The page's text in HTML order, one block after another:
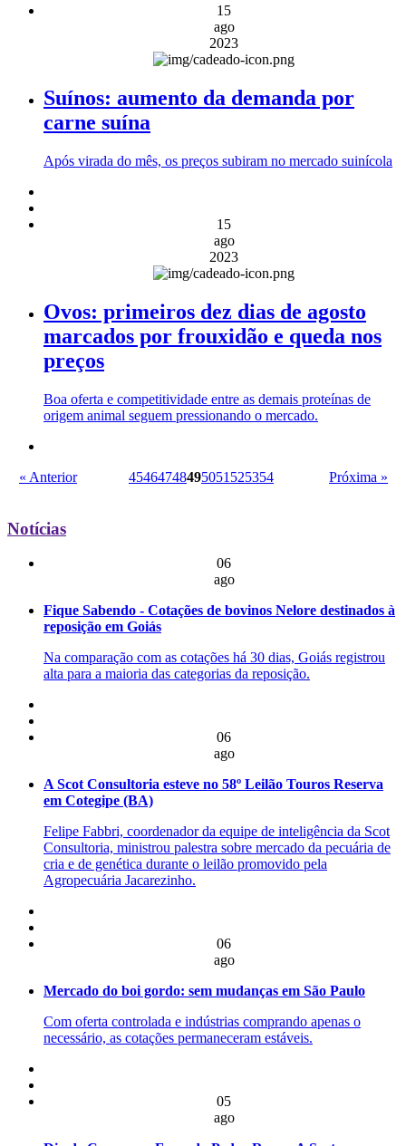
15
ago
2023
Suínos: aumento da demanda por
carne suína
Após virada do mês, os preços subiram no mercado suinícola
15
ago
2023
Ovos: primeiros dez dias de agosto
marcados por frouxidão e queda nos
preços
Boa oferta e competitividade entre as demais proteínas de
origem animal seguem pressionando o mercado.
« Anterior 45464748495051 525354 Próxima »
Notícias
06
ago
Fique Sabendo - Cotações de bovinos Nelore destinados à
reposição em Goiás
Na comparação com as cotações há 30 dias, Goiás registrou
alta para a maioria das categorias da reposição.
06
ago
A Scot Consultoria esteve no 58º Leilão Touros Reserva
em Cotegipe (BA)
Felipe Fabbri, coordenador da equipe de inteligência da Scot
Consultoria, ministrou palestra sobre mercado da pecuária de
cria e de genética durante o leilão promovido pela
Agropecuária Jacarezinho.
06
ago
Mercado do boi gordo: sem mudanças em São Paulo
Com oferta controlada e indústrias comprando apenas o
necessário, as cotações permaneceram estáveis.
05
ago